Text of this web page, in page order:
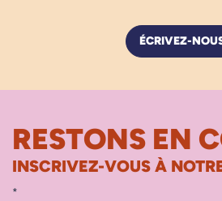
ÉCRIVEZ-
RESTONS EN
INSCRIVEZ-VOUS À
*